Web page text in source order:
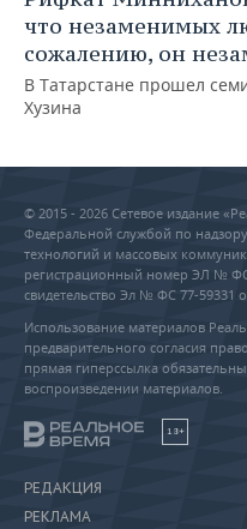
что незаменимых
сожалению, он
В Татарстане прошел
Хузина
© 2015 - 2026 Сетевое издание
Федеральной службой по
технологий и массовых
регистрационный номер ЭЛ № ФС
свидетельство Эл № ФС 77-59331
Использование материалов
предварительного согласия
прямая гиперссылка
воспроизведении материалов.
18+
РЕДАКЦИЯ
РЕКЛАМА